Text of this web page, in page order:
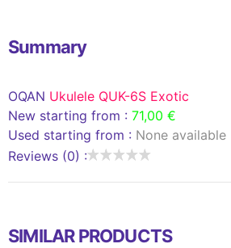
Summary
OQAN Ukulele QUK-6S Exotic
New starting from : 71,00 €
Used starting from : None available
Reviews (0) :
SIMILAR PRODUCTS